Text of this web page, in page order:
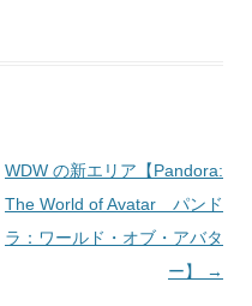
WDW の新エリア【Pandora:
The World of Avatar パンド
ラ：ワールド・オブ・アバタ
ー】
→